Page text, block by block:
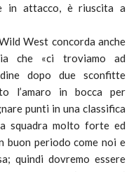
in attacco, è riuscita a
West concorda anche
che «ci troviamo ad
dopo due sconfitte
l’amaro in bocca per
punti in una classifica
squadra molto forte ed
buon periodo come noi e
quindi dovremo essere